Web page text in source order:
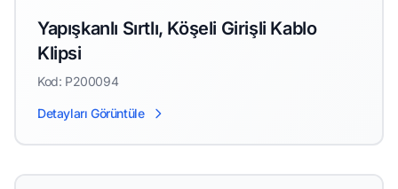
Yapışkanlı Sırtlı, Köşeli Girişli Kablo
Klipsi
Kod: P200094
Detayları Görüntüle